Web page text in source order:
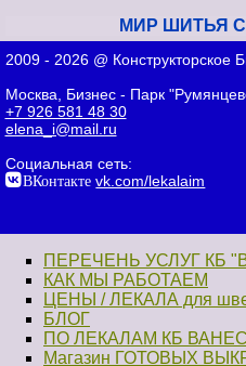
МИР ШИТЬЯ
2009 - 2026 @
Москва, Бизнес - Парк
+7 926 581 48 30
elena_i@mail.ru
Социальная сеть:
ВКонтакте vk.com/lekalaim
ПЕРЕЧЕНЬ УСЛУГ КБ
КАК МЫ РАБОТАЕМ
ЦЕНЫ / ЛЕКАЛА для
БЛОГ
ПО ЛЕКАЛАМ КБ
Магазин ГОТОВЫХ